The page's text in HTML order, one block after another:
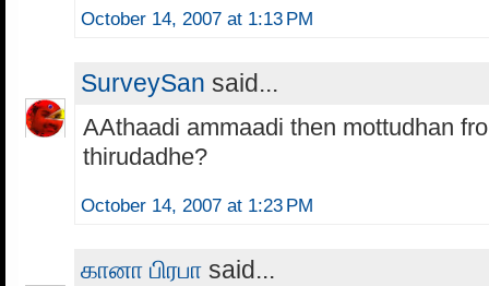
October 14, 2007 at 1:13 PM
SurveySan said...
AAthaadi ammaadi then mottudhan
thirudadhe?
October 14, 2007 at 1:23 PM
கானா பிரபா said...